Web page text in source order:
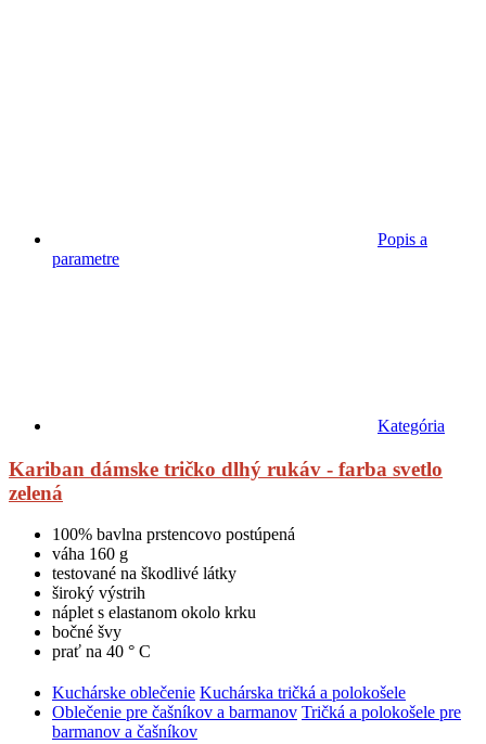
Popis a
parametre
Kategória
Kariban dámske tričko dlhý rukáv - farba svetlo
zelená
100% bavlna prstencovo postúpená
váha 160 g
testované na škodlivé látky
široký výstrih
náplet s elastanom okolo krku
bočné švy
prať na 40 ° C
Kuchárske oblečenie Kuchárska tričká a polokošele
Oblečenie pre čašníkov a barmanov Tričká a polokošele pre
barmanov a čašníkov